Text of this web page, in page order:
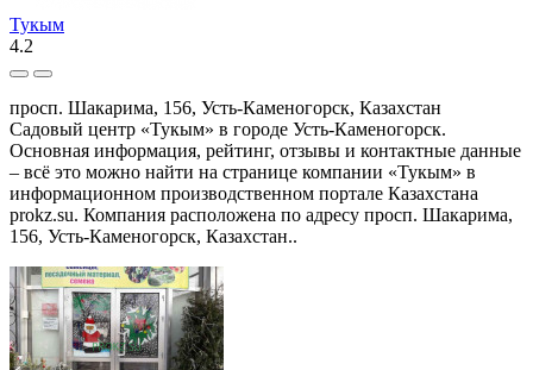
Тукым
4.2
просп. Шакарима, 156, Усть-Каменогорск, Казахстан
Садовый центр «Тукым» в городе Усть-Каменогорск.
Основная информация, рейтинг, отзывы и контактные данные
– всё это можно найти на странице компании «Тукым» в
информационном производственном портале Казахстана
prokz.su. Компания расположена по адресу просп. Шакарима,
156, Усть-Каменогорск, Казахстан..